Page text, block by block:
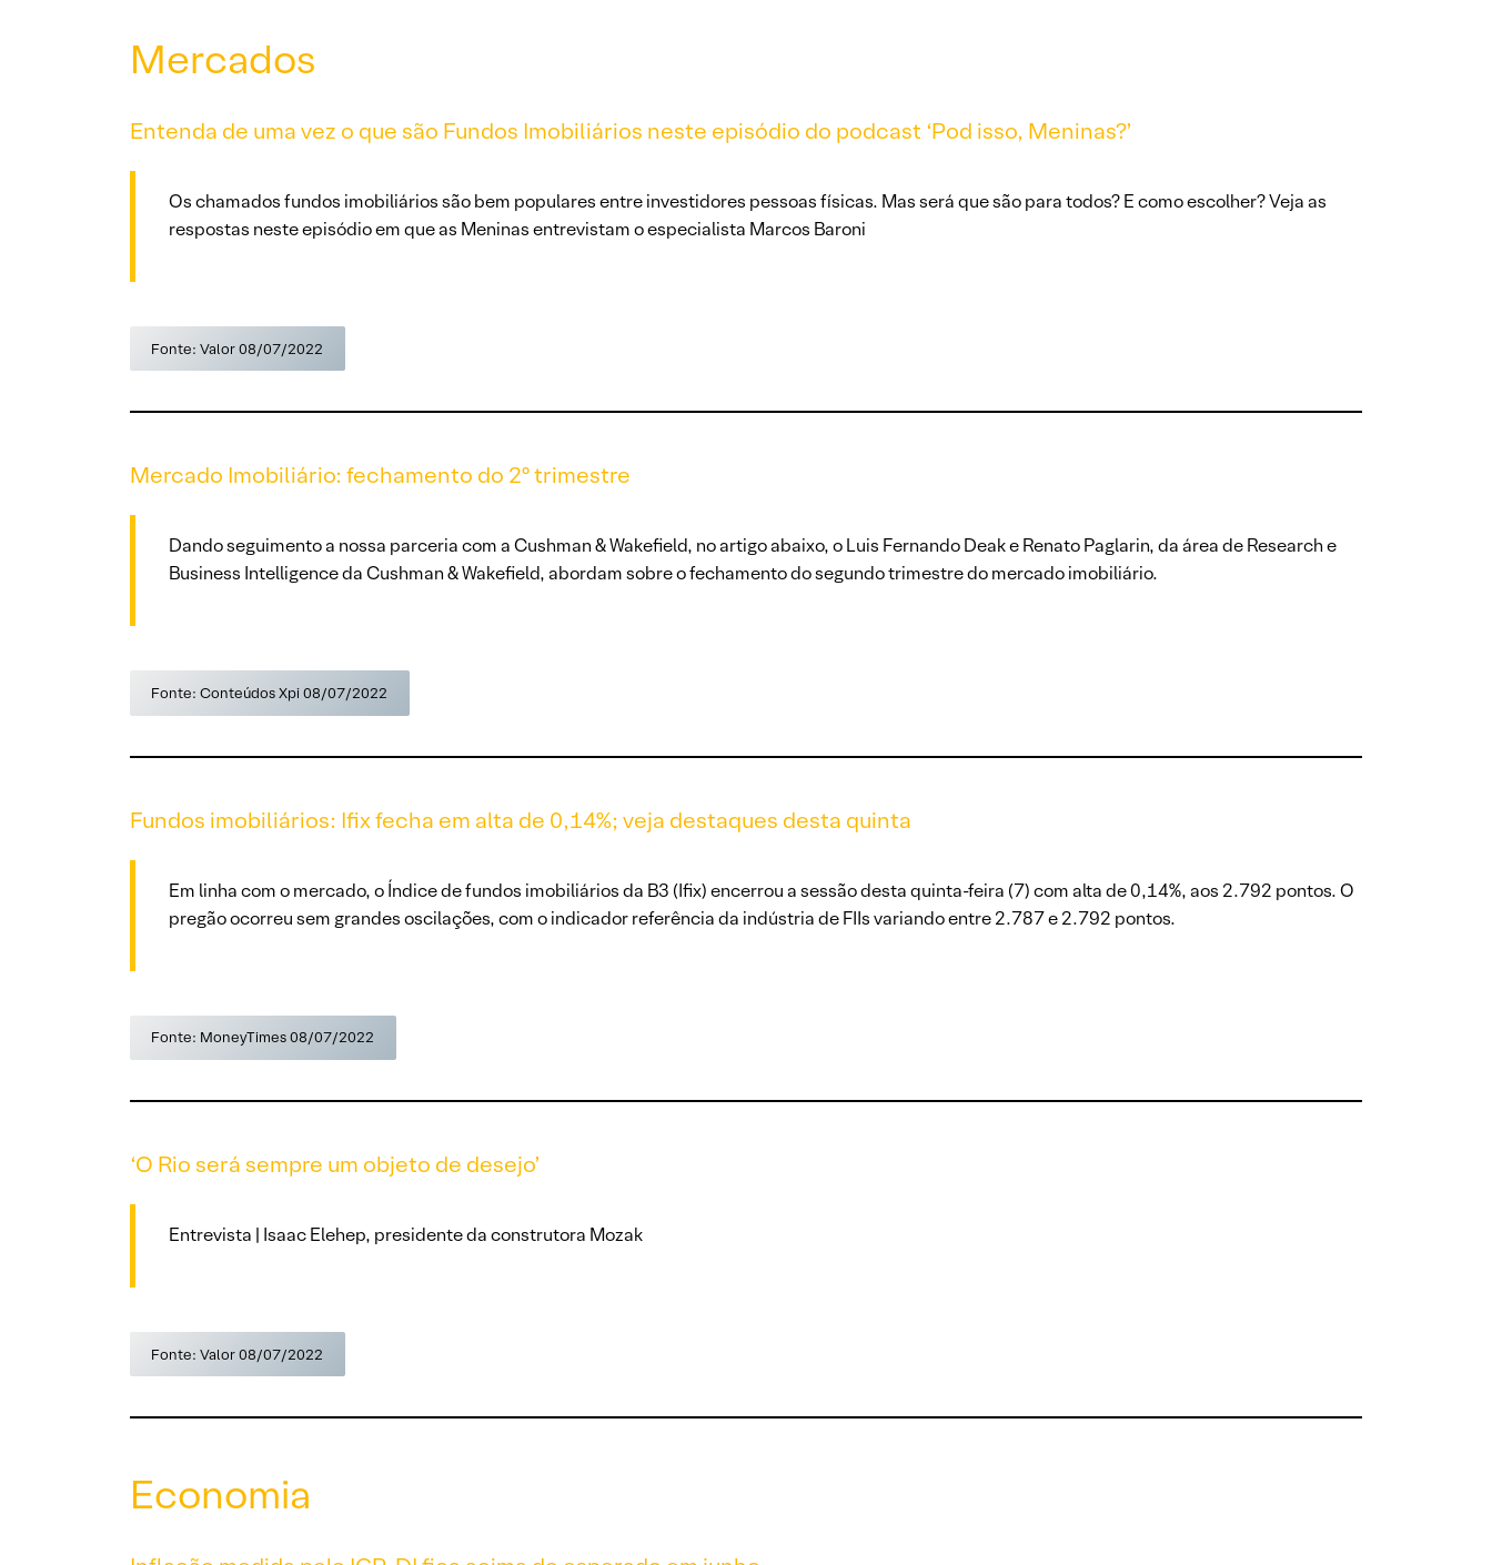
Mercados
Entenda de uma vez o que são Fundos Imobiliários neste episódio do podcast ‘Pod isso, Meninas?’
Os chamados fundos imobiliários são bem populares entre investidores pessoas físicas. Mas será que são para todos? E como escolher? Veja as
respostas neste episódio em que as Meninas entrevistam o especialista Marcos Baroni
Fonte: Valor 08/07/2022
Mercado Imobiliário: fechamento do 2º trimestre
Dando seguimento a nossa parceria com a Cushman & Wakefield, no artigo abaixo, o Luis Fernando Deak e Renato Paglarin, da área de Research e
Business Intelligence da Cushman & Wakefield, abordam sobre o fechamento do segundo trimestre do mercado imobiliário.
Fonte: Conteúdos Xpi 08/07/2022
Fundos imobiliários: Ifix fecha em alta de 0,14%; veja destaques desta quinta
Em linha com o mercado, o Índice de fundos imobiliários da B3 (Ifix) encerrou a sessão desta quinta-feira (7) com alta de 0,14%, aos 2.792 pontos. O
pregão ocorreu sem grandes oscilações, com o indicador referência da indústria de FIIs variando entre 2.787 e 2.792 pontos.
Fonte: MoneyTimes 08/07/2022
‘O Rio será sempre um objeto de desejo’
Entrevista | Isaac Elehep, presidente da construtora Mozak
Fonte: Valor 08/07/2022
Economia